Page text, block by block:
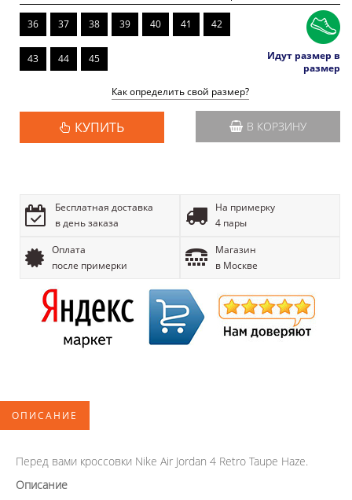
36 37 38 39 40 41 42
43 44 45
Идут размер в
размер
Как определить свой размер?
КУПИТЬ В КОРЗИНУ
Бесплатная доставка
в день заказа
На примерку
4 пары
Оплата
после примерки
Магазин
в Москве
ОПИСАНИЕ
Перед вами кроссовки Nike Air Jordan 4 Retro Taupe Haze.
Описание